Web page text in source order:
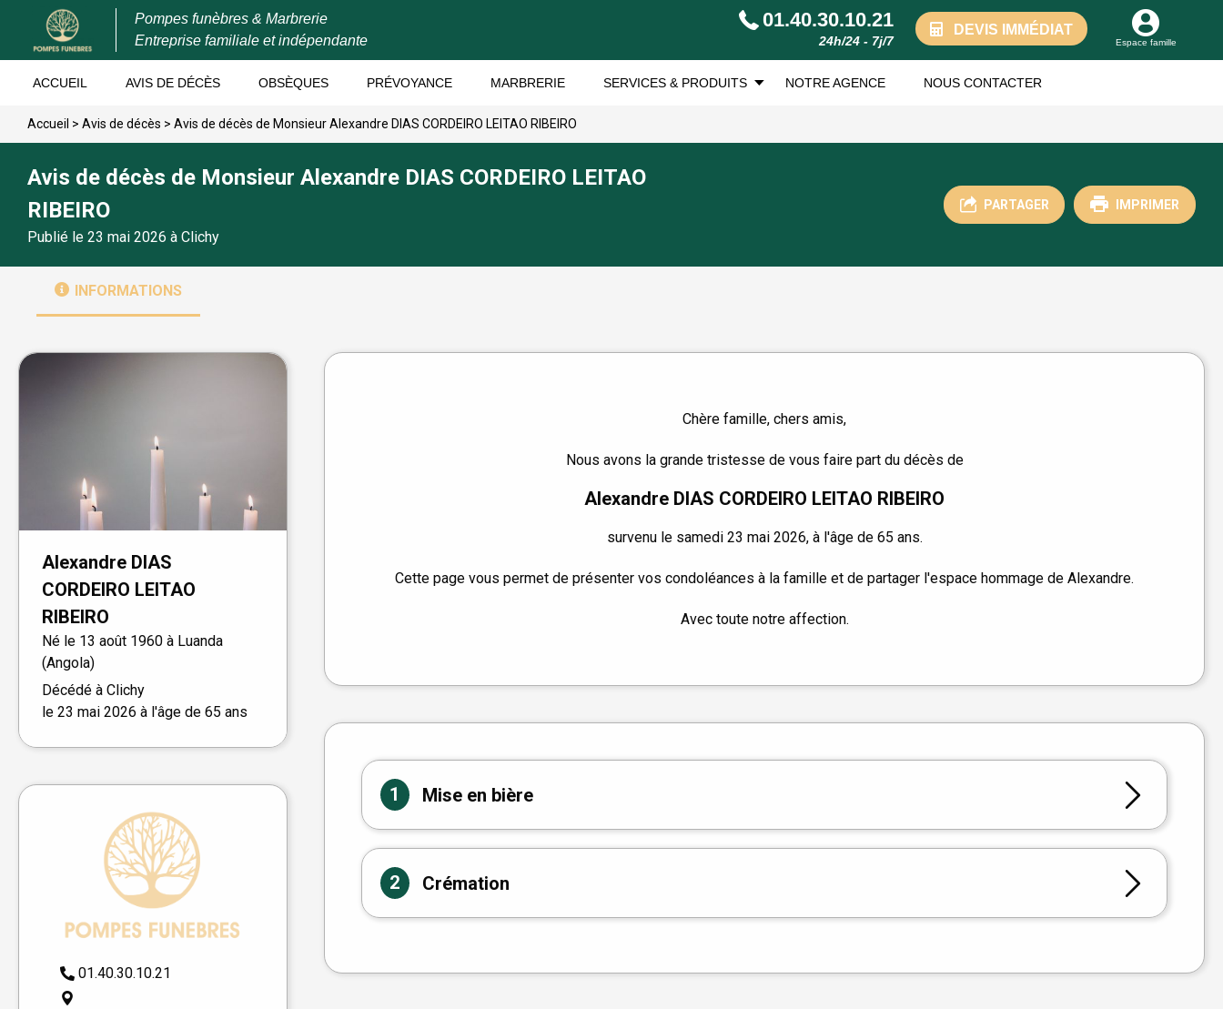
Pompes funèbres & Marbrerie
Entreprise familiale et indépendante
01.40.30.10.21
24h/24 - 7j/7
DEVIS IMMÉDIAT
Espace famille
ACCUEIL AVIS DE DÉCÈS OBSÈQUES PRÉVOYANCE MARBRERIE SERVICES & PRODUITS NOTRE AGENCE NOUS CONTACTER
Accueil > Avis de décès > Avis de décès de Monsieur Alexandre DIAS CORDEIRO LEITAO RIBEIRO
Avis de décès de Monsieur Alexandre DIAS CORDEIRO LEITAO
RIBEIRO
Publié le 23 mai 2026 à Clichy
PARTAGER IMPRIMER
INFORMATIONS
Alexandre DIAS
CORDEIRO LEITAO
RIBEIRO
Né le 13 août 1960 à Luanda
(Angola)
Décédé à Clichy
le 23 mai 2026 à l'âge de 65 ans
01.40.30.10.21
Chère famille, chers amis,
Nous avons la grande tristesse de vous faire part du décès de
Alexandre DIAS CORDEIRO LEITAO RIBEIRO
survenu le samedi 23 mai 2026, à l'âge de 65 ans.
Cette page vous permet de présenter vos condoléances à la famille et de partager l'espace hommage de Alexandre.
Avec toute notre affection.
1 Mise en bière
2 Crémation